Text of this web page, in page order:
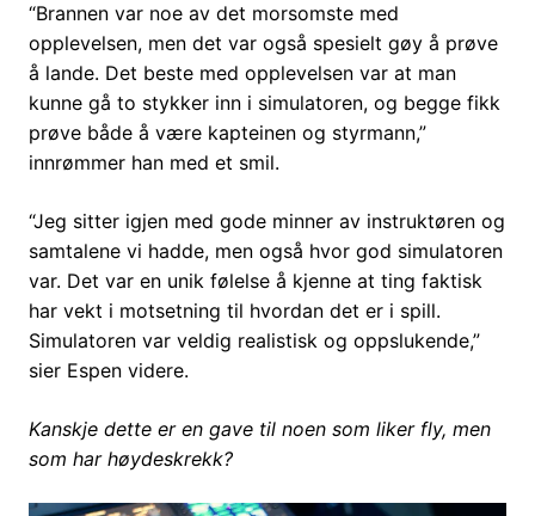
“Brannen var noe av det morsomste med
opplevelsen, men det var også spesielt gøy å prøve
å lande. Det beste med opplevelsen var at man
kunne gå to stykker inn i simulatoren, og begge fikk
prøve både å være kapteinen og styrmann,”
innrømmer han med et smil.
“Jeg sitter igjen med gode minner av instruktøren og
samtalene vi hadde, men også hvor god simulatoren
var. Det var en unik følelse å kjenne at ting faktisk
har vekt i motsetning til hvordan det er i spill.
Simulatoren var veldig realistisk og oppslukende,”
sier Espen videre.
Kanskje dette er en gave til noen som liker fly, men
som har høydeskrekk?